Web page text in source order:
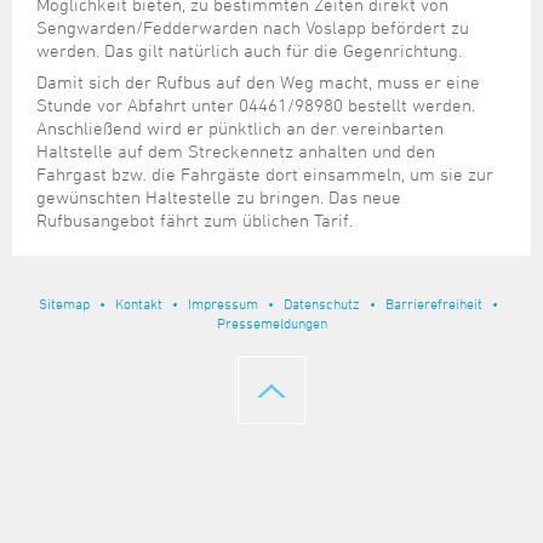
Umwelt-, Natur- und Klimaschutz
Verkehr und Mobilität
Wohnen, Bauen
Wahlen
Schule
Sterbefall
Umzug und Neubürger
Wohnen und Verbrauchen
Formulare
Politik & Verwaltung
Pressemitteilungen
Ratsinformationssystem
Städtische Dienststellen
Telefonverzeichnis
Wirtschaftsstruktur
Regionale Kooperationen
Unterstützung für ExistenzgründerInnen
Zukunftsregion JadeBay
Stadtarchiv
Stadtbibliothek
Volkshochschule
Weiterbildung
Stadt Wilhelmshaven
Unterkünfte
Kulturzentrum Pumpwerk
Maritime Meile
Schiffe, Häfen und Meer erleben
Sportangebot
Städtepartnerschaften
Sengwarden/Fedderwarden nach Voslapp befördert zu
werden. Das gilt natürlich auch für die Gegenrichtung.
Damit sich der Rufbus auf den Weg macht, muss er eine
Stunde vor Abfahrt unter 04461/98980 bestellt werden.
Anschließend wird er pünktlich an der vereinbarten
Haltstelle auf dem Streckennetz anhalten und den
Fahrgast bzw. die Fahrgäste dort einsammeln, um sie zur
gewünschten Haltestelle zu bringen. Das neue
Rufbusangebot fährt zum üblichen Tarif.
Sitemap Kontakt Impressum Datenschutz
Barrierefreiheit
Pressemeldungen